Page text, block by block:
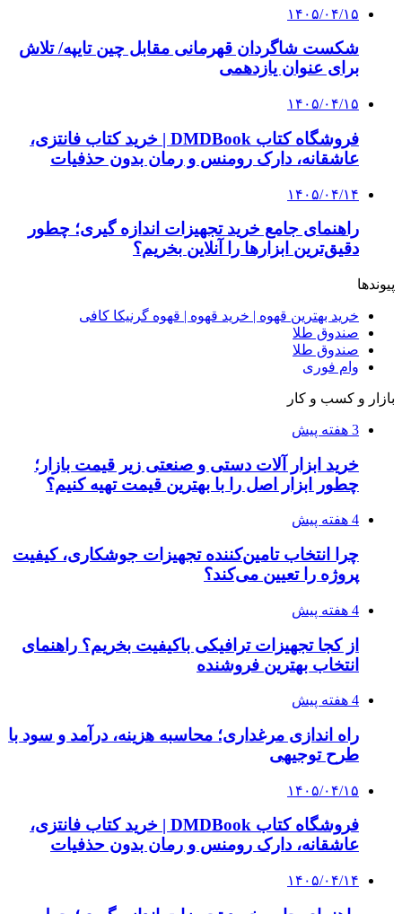
طرح توجیهی
۱۴۰۵/۰۴/۱۵
عاشقانه، دارک رومنس و رمان بدون حذفیات
۱۴۰۵/۰۴/۱۴
راهنمای جامع خرید تجهیزات اندازه گیری؛ چطور
دقیق‌ترین ابزارها را آنلاین بخریم؟
۱۴۰۵/۰۴/۰۹
آربی نوا؛ راهکار هوشمند برای شناسایی
فرصت‌های آربیتراژ ارز دیجیتال
۱۴۰۵/۰۴/۰۶
محبوب شده است؟
۱۴۰۵/۰۳/۳۱
که نباید نادیده بگیرید
۱۴۰۵/۰۳/۲۸
چرا بسیاری از کسب‌وکارها بدون ثبت شرکت
نمی‌توانند با سازمان‌ها و شرکت‌های بزرگ همکاری
کنند؟
پیشنهاد سردبیر
۱۴۰۳/۱۲/۲۳
تسهیلات دولت به واحدهای تولیدی و فعالان
اقتصادی در دوره جنگ
۱۴۰۳/۱۲/۱۱
استمرار تولید کالاهای ضروری و حمایت از معیشت
خانوارها
۱۴۰۴/۰۵/۱۱
پرداخت ۴۴ درصد مطالبات گندم‌کاران؛ کشت برنج
در ۳ استان